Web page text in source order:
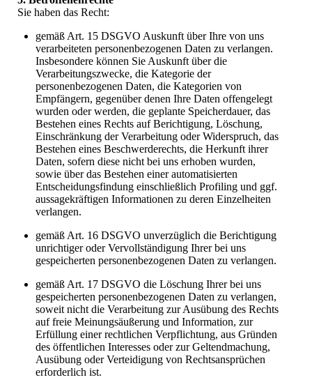
Sie haben das Recht:
gemäß Art. 15 DSGVO Auskunft über Ihre von uns
verarbeiteten personenbezogenen Daten zu verlangen.
Insbesondere können Sie Auskunft über die
Verarbeitungszwecke, die Kategorie der
personenbezogenen Daten, die Kategorien von
Empfängern, gegenüber denen Ihre Daten offengelegt
wurden oder werden, die geplante Speicherdauer, das
Bestehen eines Rechts auf Berichtigung, Löschung,
Einschränkung der Verarbeitung oder Widerspruch, das
Bestehen eines Beschwerderechts, die Herkunft ihrer
Daten, sofern diese nicht bei uns erhoben wurden,
sowie über das Bestehen einer automatisierten
Entscheidungsfindung einschließlich Profiling und ggf.
aussagekräftigen Informationen zu deren Einzelheiten
verlangen.
gemäß Art. 16 DSGVO unverzüglich die Berichtigung
unrichtiger oder Vervollständigung Ihrer bei uns
gespeicherten personenbezogenen Daten zu verlangen.
gemäß Art. 17 DSGVO die Löschung Ihrer bei uns
gespeicherten personenbezogenen Daten zu verlangen,
soweit nicht die Verarbeitung zur Ausübung des Rechts
auf freie Meinungsäußerung und Information, zur
Erfüllung einer rechtlichen Verpflichtung, aus Gründen
des öffentlichen Interesses oder zur Geltendmachung,
Ausübung oder Verteidigung von Rechtsansprüchen
erforderlich ist.